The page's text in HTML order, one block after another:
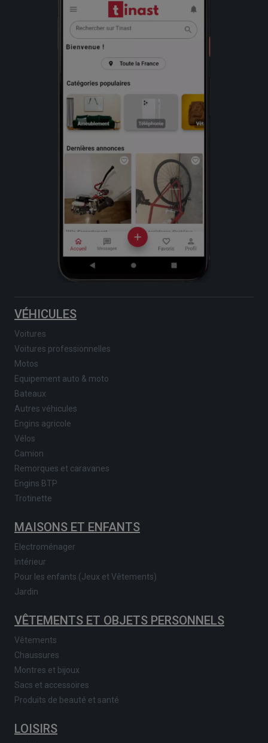
VÉHICULES
Voitures
Voitures professionnelles
Motos
Equipement auto & moto
Bateaux
Autres véhicules
Engins agricole
Vélos
Camion
Remorques et caravanes
Engins BTP
Trotinette
MAISONS ET ENFANTS
Electroménager
Intérieur
Pour les enfants (Jeux et Vêtements)
Jardin
VÊTEMENTS ET OBJETS PERSONNELS
Vêtements
Chaussures
Montres et bijoux
Sacs et accessoires
Produits de beauté et santé
LOISIRS